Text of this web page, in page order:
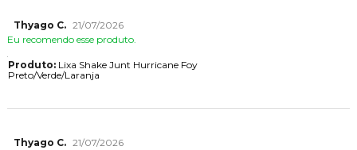
Thyago C. 21/07/2026
Eu recomendo esse produto.
Produto:Lixa Shake Junt Hurricane Foy
Preto/Verde/Laranja
Thyago C. 21/07/2026